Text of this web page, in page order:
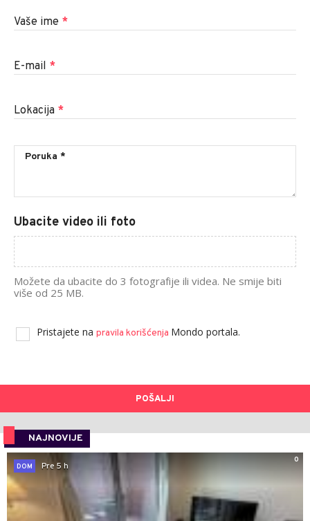
Vaše ime *
E-mail *
Lokacija *
Ubacite video ili foto
Možete da ubacite do 3 fotografije ili videa. Ne smije biti
više od 25 MB.
Pristajete na pravila korišćenja Mondo portala.
POŠALJI
NAJNOVIJE
0
DOM
Pre 5 h